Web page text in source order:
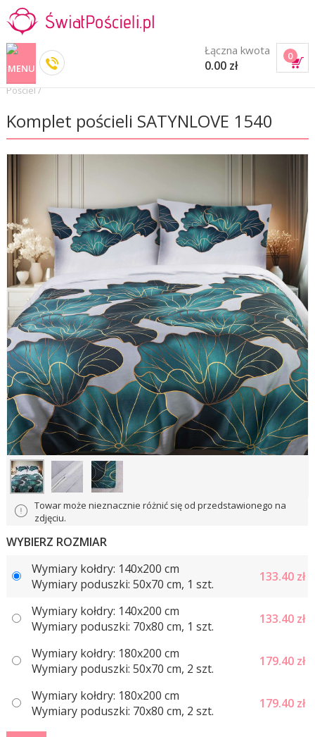
0
Łączna kwota
0.00 zł
Pościel/
Komplet pościeli SATYNLOVE 1540
Towar może nieznacznie różnić się od przedstawionego na
zdjęciu.
WYBIERZ ROZMIAR
Wymiary kołdry: 140x200 cm
Wymiary poduszki: 50x70 cm, 1 szt.
133.40 zł
Wymiary kołdry: 140x200 cm
Wymiary poduszki: 70x80 cm, 1 szt.
133.40 zł
Wymiary kołdry: 180x200 cm
Wymiary poduszki: 50x70 cm, 2 szt.
179.40 zł
Wymiary kołdry: 180x200 cm
Wymiary poduszki: 70x80 cm, 2 szt.
179.40 zł